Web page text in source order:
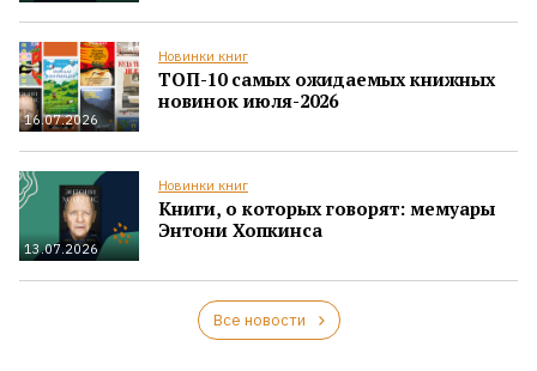
16.07.2026
Новинки книг
ТОП-10 самых ожидаемых книжных
новинок июля-2026
13.07.2026
Новинки книг
Книги, о которых говорят: мемуары
Энтони Хопкинса
Все новости